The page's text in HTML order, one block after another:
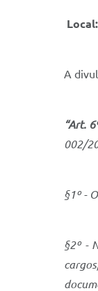
Local:
A
“Art.
002/
§1º -
§2º -